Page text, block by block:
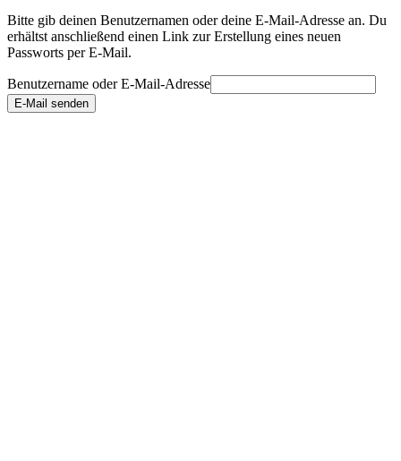
Bitte gib deinen Benutzernamen oder deine E-Mail-Adresse an. Du
erhältst anschließend einen Link zur Erstellung eines neuen
Passworts per E-Mail.
Benutzername oder E-Mail-Adresse
E-Mail senden